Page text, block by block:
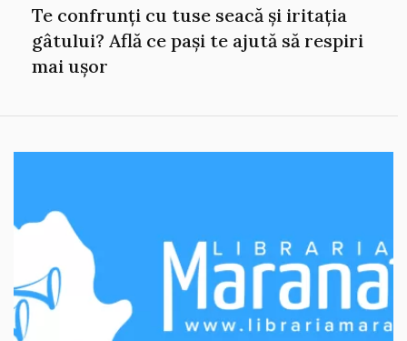
Te confrunți cu tuse seacă și iritația
gâtului? Află ce pași te ajută să respiri
mai ușor